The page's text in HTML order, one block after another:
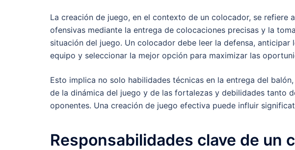
La creación de juego, en el contexto de un colocador, se refiere
ofensivas mediante la entrega de colocaciones precisas y la
situación del juego. Un colocador debe leer la defensa,
equipo y seleccionar la mejor opción para maximizar las
Esto implica no solo habilidades técnicas en la entrega del
de la dinámica del juego y de las fortalezas y debilidades tanto
oponentes. Una creación de juego efectiva puede influir
Responsabilidades clave de un